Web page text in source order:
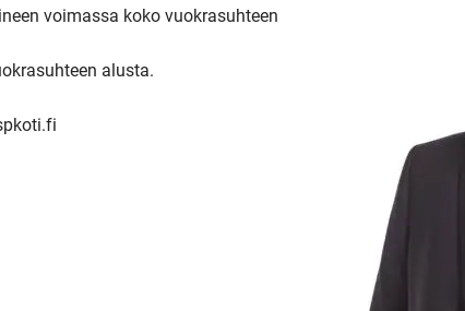
voimassa koko vuokrasuhteen
alusta.